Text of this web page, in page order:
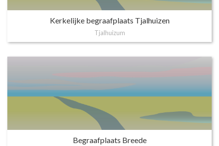
Kerkelijke begraafplaats Tjalhuizen
Tjalhuizum
Begraafplaats Breede